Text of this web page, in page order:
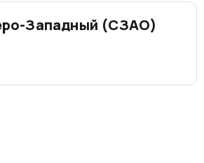
Западный (СЗАО)